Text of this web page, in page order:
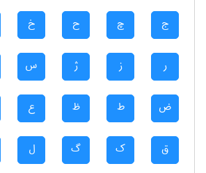
ج چ ح خ
ر ز ژ س
ض ط ظ ع
ق ک گ ل